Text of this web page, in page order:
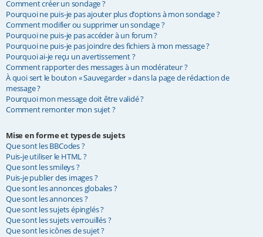
Comment créer un sondage ?
Pourquoi ne puis-je pas ajouter plus d’options à mon sondage ?
Comment modifier ou supprimer un sondage ?
Pourquoi ne puis-je pas accéder à un forum ?
Pourquoi ne puis-je pas joindre des fichiers à mon message ?
Pourquoi ai-je reçu un avertissement ?
Comment rapporter des messages à un modérateur ?
À quoi sert le bouton « Sauvegarder » dans la page de rédaction de
message ?
Pourquoi mon message doit être validé ?
Comment remonter mon sujet ?
Mise en forme et types de sujets
Que sont les BBCodes ?
Puis-je utiliser le HTML ?
Que sont les smileys ?
Puis-je publier des images ?
Que sont les annonces globales ?
Que sont les annonces ?
Que sont les sujets épinglés ?
Que sont les sujets verrouillés ?
Que sont les icônes de sujet ?